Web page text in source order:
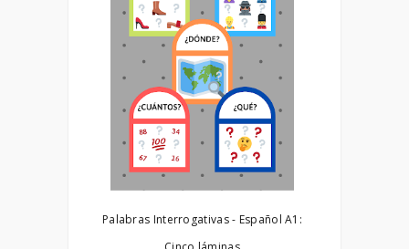
Palabras Interrogativas - Español A1: